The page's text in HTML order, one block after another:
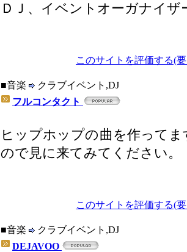
ＤＪ、イベントオーガナイ
このサイトを評価する(
■音楽
クラブイベント,DJ
フルコンタクト
ヒップホップの曲を作って
ので見に来てみてください。
このサイトを評価する(
■音楽
クラブイベント,DJ
DEJAVOO